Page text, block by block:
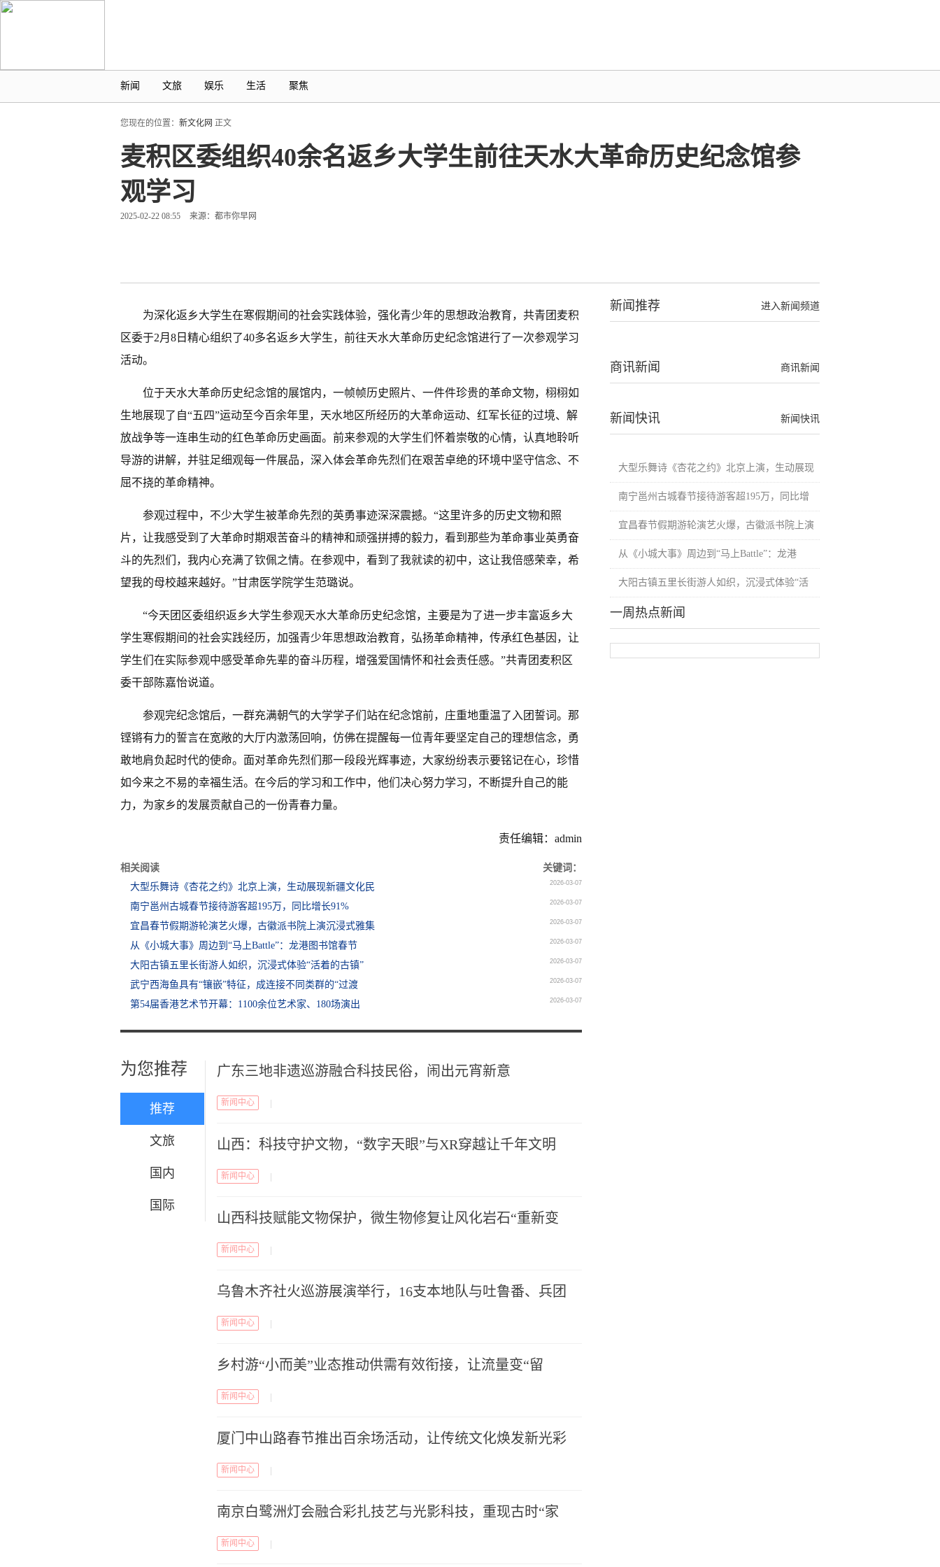
新闻 文旅 娱乐 生活 聚焦
您现在的位置： 新文化网 正文
麦积区委组织40余名返乡大学生前往天水大革命历史纪念馆参
观学习
2025-02-22 08:55 来源：都市你早网
为深化返乡大学生在寒假期间的社会实践体验，强化青少年的思想政治教育，共青团麦积
区委于2月8日精心组织了40多名返乡大学生，前往天水大革命历史纪念馆进行了一次参观学习
活动。
位于天水大革命历史纪念馆的展馆内，一帧帧历史照片、一件件珍贵的革命文物，栩栩如
生地展现了自“五四”运动至今百余年里，天水地区所经历的大革命运动、红军长征的过境、解
放战争等一连串生动的红色革命历史画面。前来参观的大学生们怀着崇敬的心情，认真地聆听
导游的讲解，并驻足细观每一件展品，深入体会革命先烈们在艰苦卓绝的环境中坚守信念、不
屈不挠的革命精神。
参观过程中，不少大学生被革命先烈的英勇事迹深深震撼。“这里许多的历史文物和照
片，让我感受到了大革命时期艰苦奋斗的精神和顽强拼搏的毅力，看到那些为革命事业英勇奋
斗的先烈们，我内心充满了钦佩之情。在参观中，看到了我就读的初中，这让我倍感荣幸，希
望我的母校越来越好。”甘肃医学院学生范璐说。
“今天团区委组织返乡大学生参观天水大革命历史纪念馆，主要是为了进一步丰富返乡大
学生寒假期间的社会实践经历，加强青少年思想政治教育，弘扬革命精神，传承红色基因，让
学生们在实际参观中感受革命先辈的奋斗历程，增强爱国情怀和社会责任感。”共青团麦积区
委干部陈嘉怡说道。
参观完纪念馆后，一群充满朝气的大学学子们站在纪念馆前，庄重地重温了入团誓词。那
铿锵有力的誓言在宽敞的大厅内激荡回响，仿佛在提醒每一位青年要坚定自己的理想信念，勇
敢地肩负起时代的使命。面对革命先烈们那一段段光辉事迹，大家纷纷表示要铭记在心，珍惜
如今来之不易的幸福生活。在今后的学习和工作中，他们决心努力学习，不断提升自己的能
力，为家乡的发展贡献自己的一份青春力量。
责任编辑：admin
相关阅读
关键词：
大型乐舞诗《杏花之约》北京上演，生动展现新疆文化民
2026-03-07
南宁邕州古城春节接待游客超195万，同比增长91% 2026-03-07
宜昌春节假期游轮演艺火爆，古徽派书院上演沉浸式雅集 2026-03-07
从《小城大事》周边到“马上Battle”：龙港图书馆春节 2026-03-07
大阳古镇五里长街游人如织，沉浸式体验“活着的古镇” 2026-03-07
武宁西海鱼具有“镶嵌”特征，成连接不同类群的“过渡 2026-03-07
第54届香港艺术节开幕：1100余位艺术家、180场演出 2026-03-07
为您推荐
推荐
文旅
国内
国际
广东三地非遗巡游融合科技民俗，闹出元宵新意
新闻中心
山西：科技守护文物，“数字天眼”与XR穿越让千年文明
新闻中心
山西科技赋能文物保护，微生物修复让风化岩石“重新变
新闻中心
乌鲁木齐社火巡游展演举行，16支本地队与吐鲁番、兵团
新闻中心
乡村游“小而美”业态推动供需有效衔接，让流量变“留
新闻中心
厦门中山路春节推出百余场活动，让传统文化焕发新光彩
新闻中心
南京白鹭洲灯会融合彩扎技艺与光影科技，重现古时“家
新闻中心
进入新闻频道
新闻推荐
商讯新闻
商讯新闻
新闻快讯
新闻快讯
大型乐舞诗《杏花之约》北京上演，生动展现
南宁邕州古城春节接待游客超195万，同比增
宜昌春节假期游轮演艺火爆，古徽派书院上演
从《小城大事》周边到“马上Battle”：龙港
大阳古镇五里长街游人如织，沉浸式体验“活
一周热点新闻